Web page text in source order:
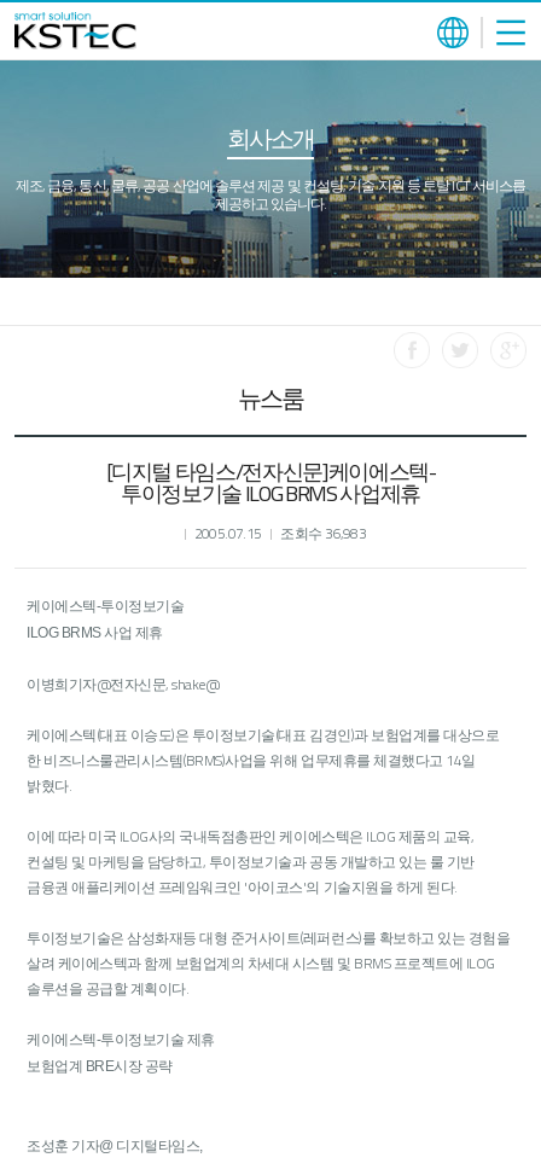
회사소개
제조, 금융, 통신, 물류, 공공 산업에 솔루션 제공 및 컨설팅, 기술 지원 등 토탈 ICT 서비스를
제공하고 있습니다.
뉴스룸
[디지털 타임스/전자신문]케이에스텍-
투이정보기술 ILOG BRMS 사업제휴
2005.07.15 조회수 36,983
케이에스텍-투이정보기술
ILOG BRMS 사업 제휴
이병희기자@전자신문, shake@
케이에스텍(대표 이승도)은 투이정보기술(대표 김경인)과 보험업계를 대상으로
한 비즈니스룰관리시스템(BRMS)사업을 위해 업무제휴를 체결했다고 14일
밝혔다.
이에 따라 미국 ILOG사의 국내독점총판인 케이에스텍은 ILOG 제품의 교육,
컨설팅 및 마케팅을 담당하고, 투이정보기술과 공동 개발하고 있는 룰 기반
금융권 애플리케이션 프레임워크인 '아이코스'의 기술지원을 하게 된다.
투이정보기술은 삼성화재등 대형 준거사이트(레퍼런스)를 확보하고 있는 경험을
살려 케이에스텍과 함께 보험업계의 차세대 시스템 및 BRMS 프로젝트에 ILOG
솔루션을 공급할 계획이다.
케이에스텍-투이정보기술 제휴
보험업계 BRE시장 공략
조성훈 기자@ 디지털타임스,